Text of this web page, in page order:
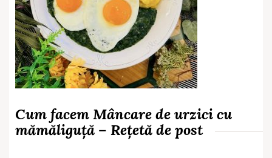
Cum facem Mâncare de urzici cu
mămăliguță – Rețetă de post